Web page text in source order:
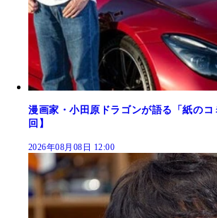
漫画家・小田原ドラゴンが語る「紙のコ
回】
2026年08月08日 12:00